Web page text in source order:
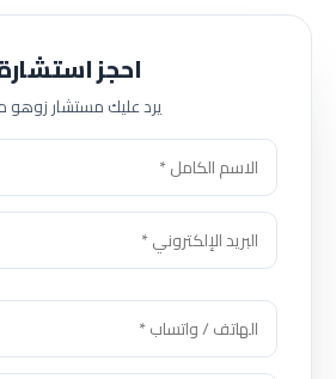
احجز
يرد عليك مستشار زوهو